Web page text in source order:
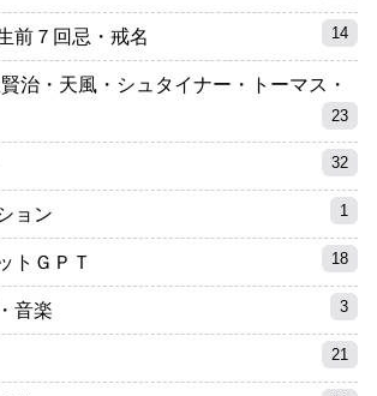
前７回忌・戒名 14
治・天風・シュタイナー・トーマス・
23
32
ョン 1
トＧＰＴ 18
音楽 3
21